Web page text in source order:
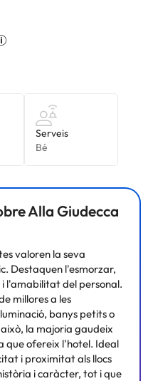
Alla Giudecca
valoren la seva
Destaquen l'esmorzar,
l'amabilitat del personal.
millores a les
banys petits o
la majoria gaudeix
que ofereix l'hotel. Ideal
i proximitat als llocs
i caràcter, tot i que